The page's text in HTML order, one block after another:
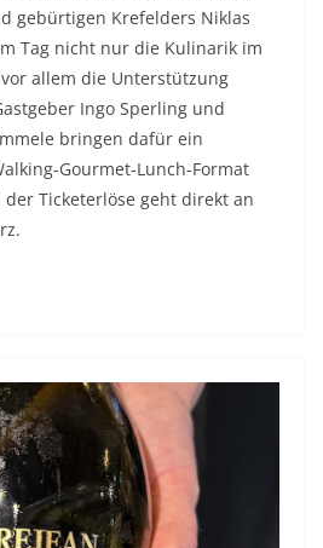
gebürtigen Krefelders Niklas
Tag nicht nur die Kulinarik im
allem die Unterstützung
Ingo Sperling und
bringen dafür ein
Gourmet-Lunch-Format
Ticketerlöse geht direkt an